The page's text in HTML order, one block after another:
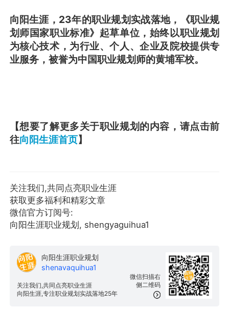
向阳生涯，23年的职业规划实战落地，《职业规
划师国家职业标准》起草单位，始终以职业规划
为核心技术，为行业、个人、企业及院校提供专
业服务，被誉为中国职业规划师的黄埔军校。
【想要了解更多关于职业规划的内容，请点击前
往向阳生涯首页】
关注我们,共同点亮职业生涯
获取更多福利和精彩文章
微信官方订阅号:
向阳生涯职业规划, shengyaguihua1
微信扫描右
侧二维码
向阳生涯职业规划
shenavaquihua1
关注我们,共同点亮职业生涯
向阳生涯,专注职业规划实战落地25年